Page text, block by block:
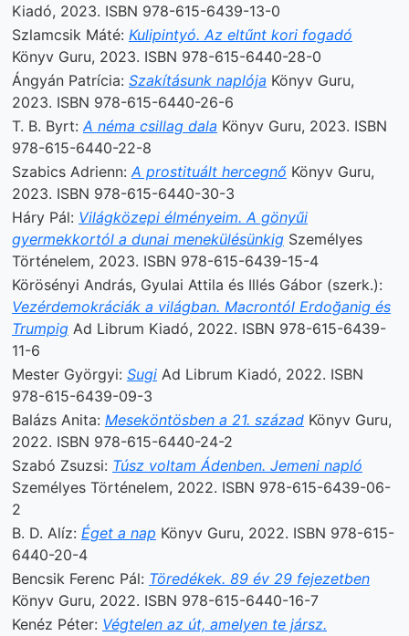
Kiadó, 2023. ISBN 978-615-6439-13-0
Szlamcsik Máté: Kulipintyó. Az eltűnt kori fogadó
Könyv Guru, 2023. ISBN 978-615-6440-28-0
Ángyán Patrícia: Szakításunk naplója Könyv Guru,
2023. ISBN 978-615-6440-26-6
T. B. Byrt:A néma csillag dala Könyv Guru, 2023. ISBN
978-615-6440-22-8
Szabics Adrienn:A prostituált hercegnő Könyv Guru,
2023. ISBN 978-615-6440-30-3
Háry Pál: Világközepi élményeim. A gönyűi
gyermekkortól a dunai menekülésünkig Személyes
Történelem, 2023. ISBN 978-615-6439-15-4
Körösényi András, Gyulai Attila és Illés Gábor (szerk.):
Vezérdemokráciák a világban. Macrontól Erdoğanig és
Trumpig Ad Librum Kiadó, 2022. ISBN 978-615-6439-
11-6
Mester Györgyi: Sugi Ad Librum Kiadó, 2022. ISBN
978-615-6439-09-3
Balázs Anita: Meseköntösben a 21. század Könyv Guru,
2022. ISBN 978-615-6440-24-2
Szabó Zsuzsi: Túsz voltam Ádenben. Jemeni napló
Személyes Történelem, 2022. ISBN 978-615-6439-06-
2
B. D. Alíz: Éget a nap Könyv Guru, 2022. ISBN 978-615-
6440-20-4
Bencsik Ferenc Pál: Töredékek. 89 év 29 fejezetben
Könyv Guru, 2022. ISBN 978-615-6440-16-7
Kenéz Péter: Végtelen az út, amelyen te jársz.